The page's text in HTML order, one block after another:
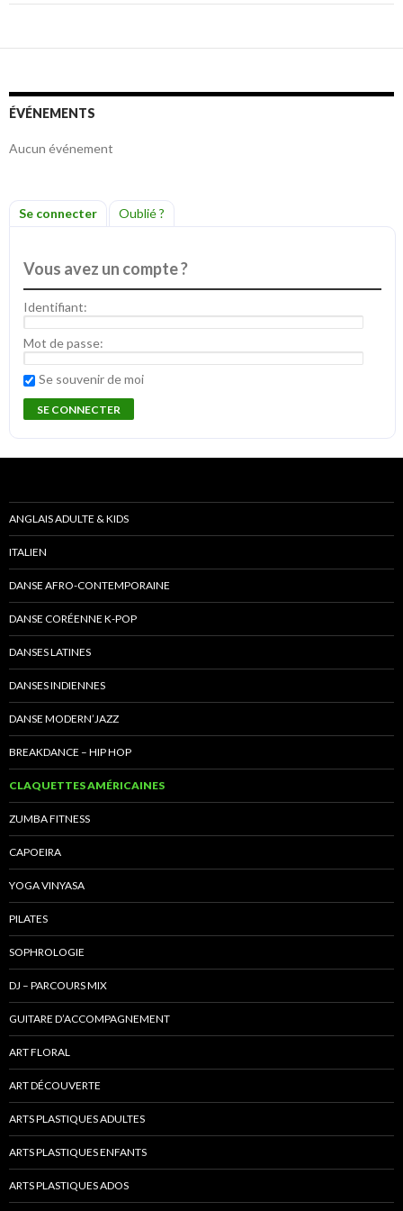
ÉVÉNEMENTS
Aucun événement
Se connecter Oublié ?
Vous avez un compte ?
Identifiant:
Mot de passe:
Se souvenir de moi
ANGLAIS ADULTE & KIDS
ITALIEN
DANSE AFRO-CONTEMPORAINE
DANSE CORÉENNE K-POP
DANSES LATINES
DANSES INDIENNES
DANSE MODERN’JAZZ
BREAKDANCE – HIP HOP
CLAQUETTES AMÉRICAINES
ZUMBA FITNESS
CAPOEIRA
YOGA VINYASA
PILATES
SOPHROLOGIE
DJ – PARCOURS MIX
GUITARE D’ACCOMPAGNEMENT
ART FLORAL
ART DÉCOUVERTE
ARTS PLASTIQUES ADULTES
ARTS PLASTIQUES ENFANTS
ARTS PLASTIQUES ADOS